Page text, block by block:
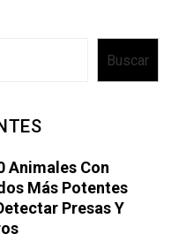
Buscar
Animales Con
Más Potentes
Presas Y